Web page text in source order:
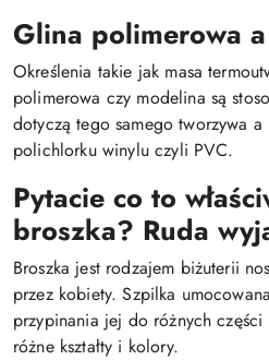
Glina polimerowa
Określenia takie jak masa
polimerowa czy modelina są
dotyczą tego samego tworzywa
polichlorku winylu czyli PVC.
Pytacie co to
broszka? Ruda
Broszka jest rodzajem biżuterii
przez kobiety. Szpilka
przypinania jej do różnych
różne kształty i kolory.